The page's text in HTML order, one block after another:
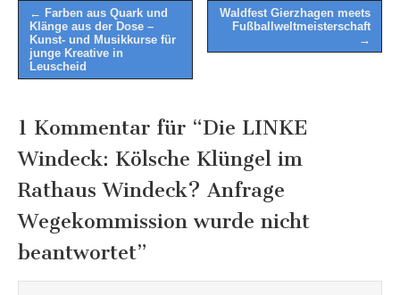
Post
navigation
← Farben aus Quark und
Klänge aus der Dose –
Kunst- und Musikkurse für
junge Kreative in
Leuscheid
Waldfest Gierzhagen meets
Fußballweltmeisterschaft
→
1 Kommentar für “Die LINKE
Windeck: Kölsche Klüngel im
Rathaus Windeck? Anfrage
Wegekommission wurde nicht
beantwortet”